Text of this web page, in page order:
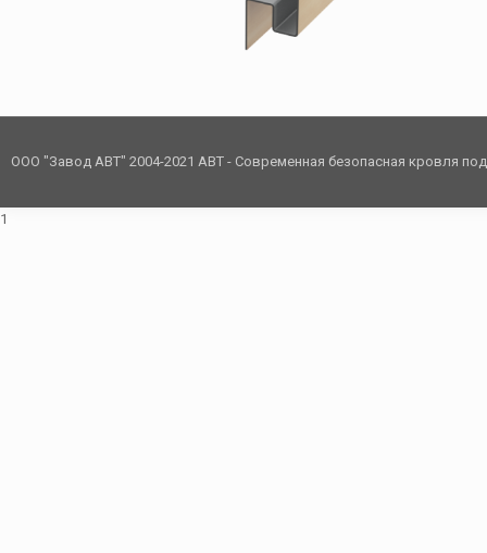
ООО "Завод АВТ" 2004-2021 АВТ - Современная безопасная кровля
1